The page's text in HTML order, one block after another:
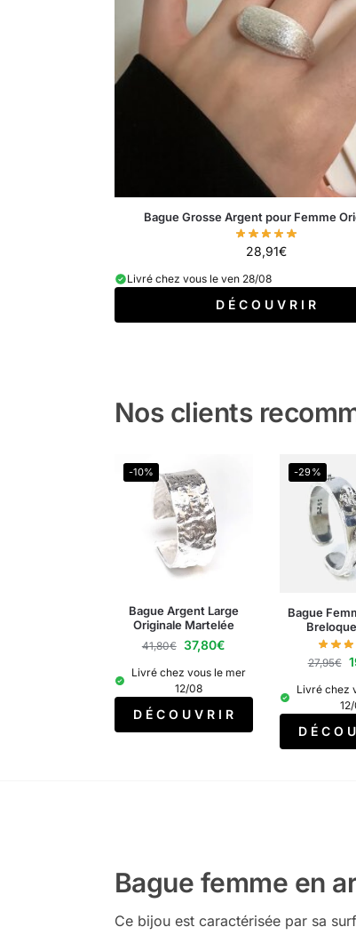
Bague Grosse Argent pour Femme
28,91€
Livré chez vous le ven 28/08
D É C O U V R I R
Nos clients
-10%
Bague Argent Large
Originale Martelée
41,80€ 37,80€
Livré chez vous le mer
12/08
D É C O U V R I R
-29%
Bague
27,95€
Livré chez
D É C O
Bague femme en
Ce bijou est caractérisée par sa